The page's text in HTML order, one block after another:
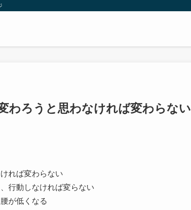
わろうと思わなければ変わらない
れば変わらない
行動しなければ変らない
が低くなる